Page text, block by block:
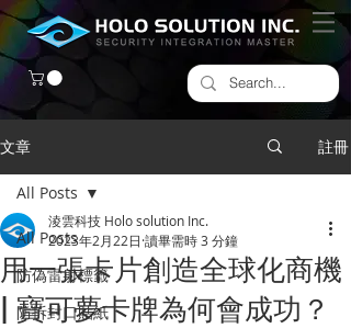
文章 註冊
All Posts
防偽雷射標籤
​防拆封口貼紙
All Posts
用一張卡片創造全球化商機
| 寶可夢卡牌為何會成功？
淩雲科技 Holo solution Inc.
2023年2月22日 讀畢需時 3 分鐘